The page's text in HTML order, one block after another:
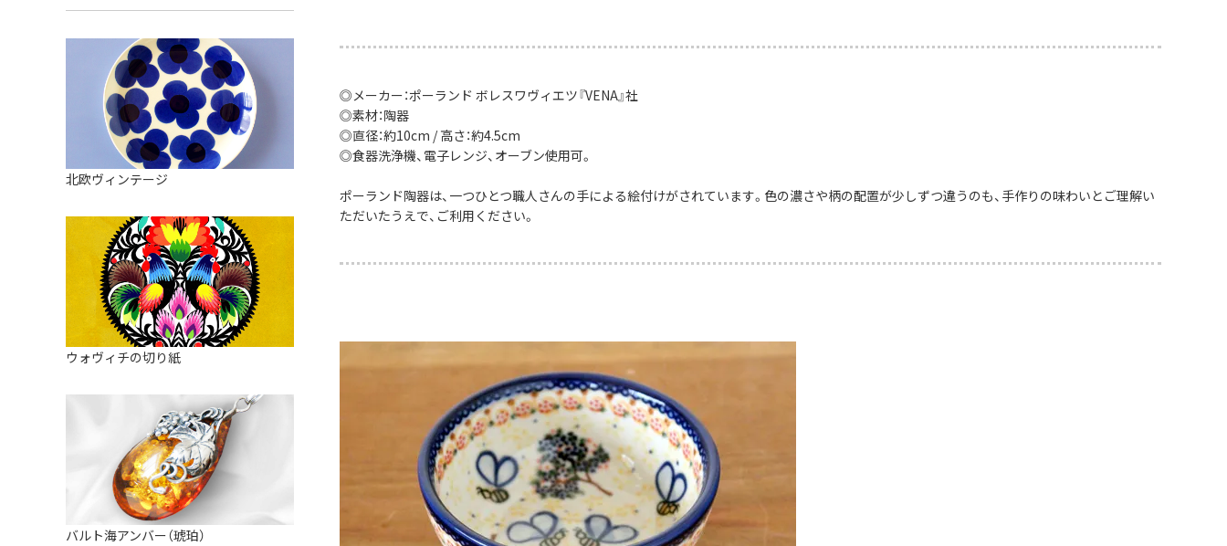
◎メーカー：ポーランド ボレスワヴィエツ『VENA』社
◎素材：陶器
◎直径：約10cm / 高さ：約4.5cm
◎食器洗浄機、電子レンジ、オーブン使用可。
ポーランド陶器は、一つひとつ職人さんの手による絵付けがされています。色の濃さや柄の配置が少しずつ違うのも、手作りの味わいとご理解い
ただいたうえで、ご利用ください。
スープカップ
そば猪口・フリーカップ
ココット
薬味入れ
ミキシングボウル
すべて見る
オーナメント
クリーマー
バス・洗面用品
家具小物
小物入れ
アロマポット
バスケット
装飾用タイル・プレート
ミニチュア
天使さま
カードスタンド
マグネット
すべて見る
ペンダントトップ
すべて見る
北欧ヴィンテージ
ウォヴィチの切り紙
バルト海アンバー（琥珀）